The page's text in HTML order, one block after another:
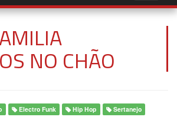
NO CHÃO
Electro Funk Hip Hop Sertanejo